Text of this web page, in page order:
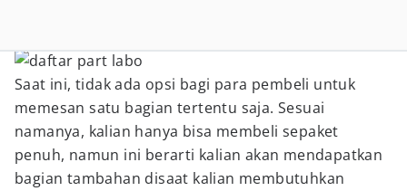
Saat ini, tidak ada opsi bagi para pembeli untuk
memesan satu bagian tertentu saja. Sesuai
namanya, kalian hanya bisa membeli sepaket
penuh, namun ini berarti kalian akan mendapatkan
bagian tambahan disaat kalian membutuhkan